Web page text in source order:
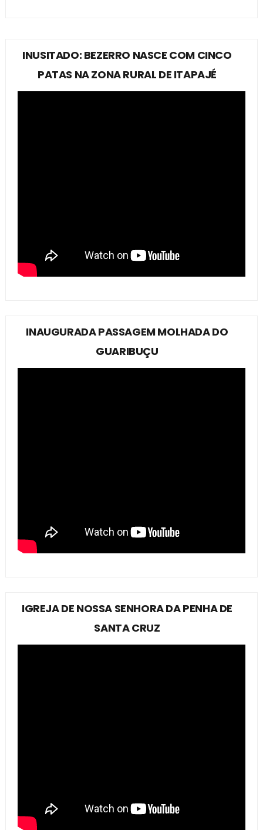
INUSITADO: BEZERRO NASCE COM CINCO
PATAS NA ZONA RURAL DE ITAPAJÉ
INAUGURADA PASSAGEM MOLHADA DO
GUARIBUÇU
IGREJA DE NOSSA SENHORA DA PENHA DE
SANTA CRUZ